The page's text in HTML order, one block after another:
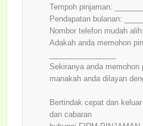
Tempoh pinjaman:
Pendapatan bulanan:
Nombor telefon mudah
Adakah anda memohon
Sekiranya anda memohon
manakah anda dilayan
Bertindak cepat dan
dan cabaran